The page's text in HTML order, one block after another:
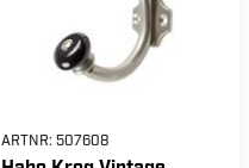
ARTNR: 507608